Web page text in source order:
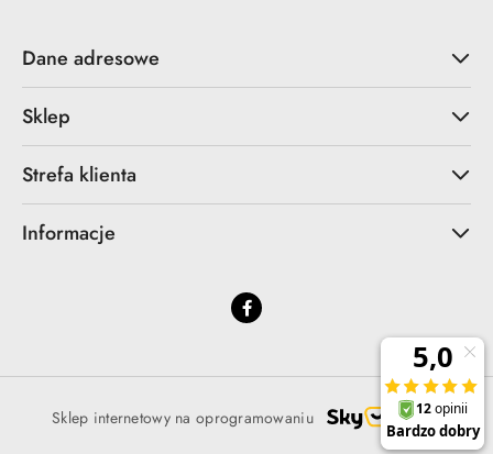
Dane adresowe
Sklep
Strefa klienta
Informacje
Sklep internetowy na oprogramowaniu